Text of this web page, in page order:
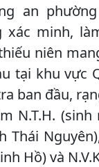
an
xác minh,
niên
tại khu vực
ban đầu,
N.T.H. (sinh
Thái
Hồ) và